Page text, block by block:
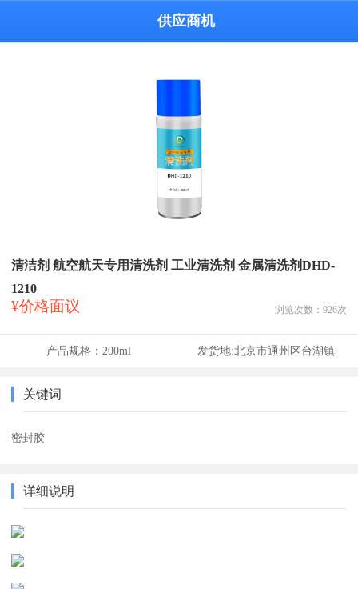
供应商机
清洁剂 航空航天专用清洗剂 工业清洗剂 金属清洗剂DHD-
1210
¥价格面议 浏览次数： 926次
产品规格： 200ml 发货地:北京市通州区台湖镇
关键词
密封胶
详细说明